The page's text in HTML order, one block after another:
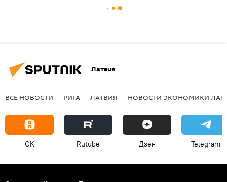
Латвия
ВСЕ НОВОСТИ РИГА ЛАТВИЯ НОВОСТИ ЭКОНОМИКИ
OK Rutube Дзен Telegram